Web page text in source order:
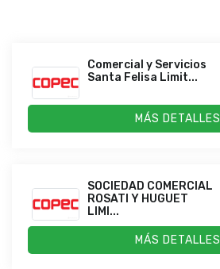
Comercial y Servicios
Santa Felisa Limit...
MÁS DETALLES
SOCIEDAD COMERCIAL
ROSATI Y HUGUET
LIMI...
MÁS DETALLES